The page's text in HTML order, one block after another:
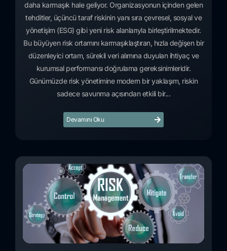
daha karmaşık hale geliyor. Organizasyonun içinden gelen
tehditler, üçüncü taraf riskinin yanı sıra çevresel, sosyal ve
yönetişim (ESG) gibi yeni risk alanlarıyla birleştirilmektedir.
Bu büyüyen risk ortamını karmaşıklaştıran, hızla değişen bir
düzenleyici ortam, sürekli veri alımına duyulan ihtiyaç ve
kurumsal performansı doğrulama gereksinimleridir.
Günümüzde risk yönetimine modern bir yaklaşım, riskin
sadece savunma açısından etkili bir...
Devamını Oku